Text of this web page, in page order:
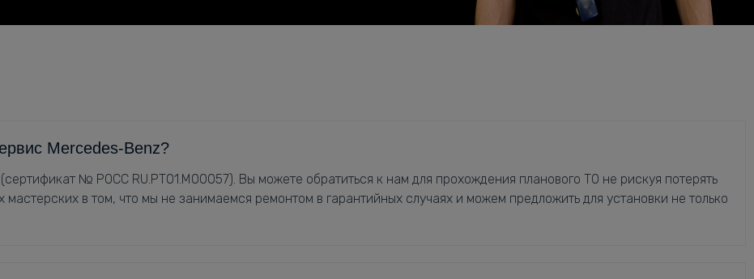
Mercedes-Benz?
№ РОСС RU.РТ01.М00057). Вы можете обратиться к нам для прохождения планового ТО не рискуя потерять
мастерских в том, что мы не занимаемся ремонтом в гарантийных случаях и можем предложить для установки не только